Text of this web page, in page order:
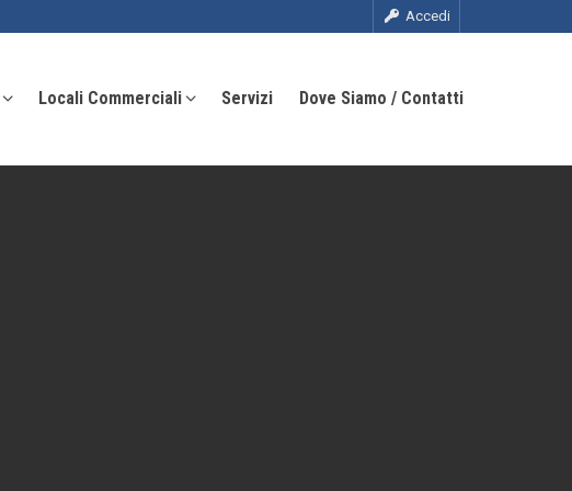
Accedi
Locali Commerciali Servizi Dove Siamo / Contatti